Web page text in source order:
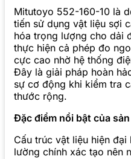
Mitutoyo 552-160-10 là
tiến sử dụng vật liệu sợi
hóa trọng lượng cho dải
thực hiện cả phép đo
cực cao nhờ hệ thống
Đây là giải pháp hoàn
sự cơ động khi kiểm tra
thước rộng.
Đặc điểm nổi bật của
Cấu trúc vật liệu hiện
lường chính xác tạo nên